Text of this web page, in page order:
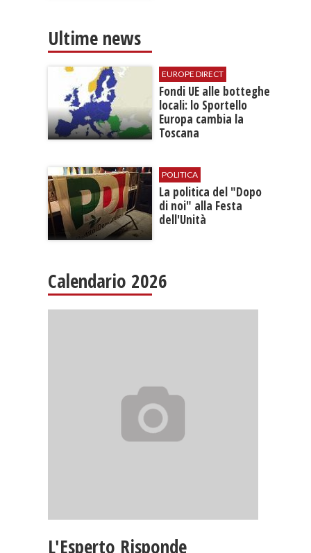
Ultime news
EUROPE DIRECT
​Fondi UE alle botteghe
locali: lo Sportello
Europa cambia la
Toscana
POLITICA
La politica del "Dopo
di noi" alla Festa
dell'Unità
Calendario 2026
L'Esperto Risponde